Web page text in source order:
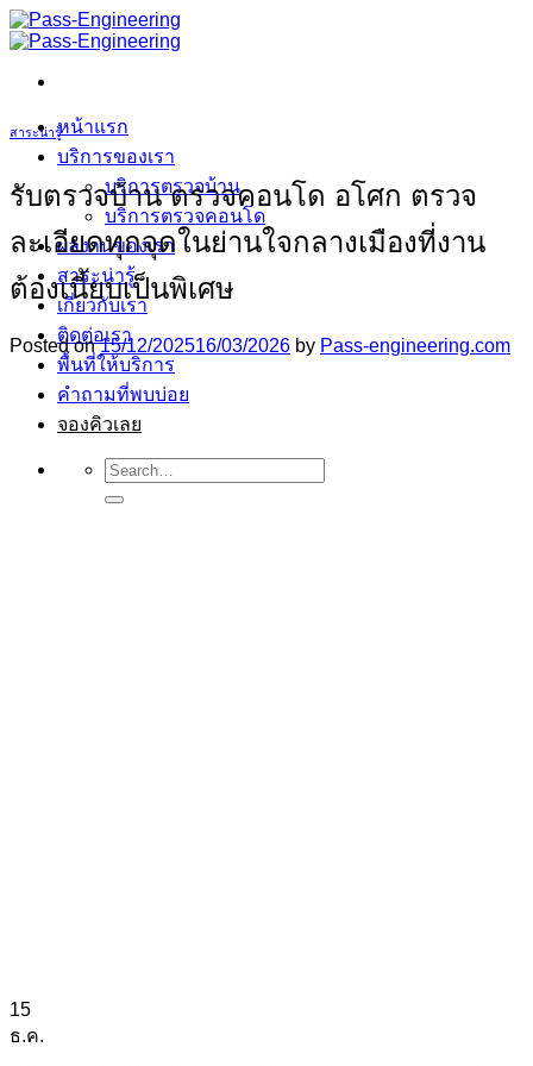
ข้าม
ไป
หน้าแรก
บริการของเรา
บริการตรวจบ้าน
บริการตรวจคอนโด
ผลงานของเรา
สาระน่ารู้
เกี่ยวกับเรา
ติดต่อเรา
พื้นที่ให้บริการ
คำถามที่พบบ่อย
จองคิวเลย
สาระน่ารู้
รับตรวจบ้าน ตรวจคอนโด อโศก ตรวจ
ละเอียดทุกจุดในย่านใจกลางเมืองที่งาน
ต้องเนี้ยบเป็นพิเศษ
Posted on15/12/202516/03/2026 by Pass-engineering.com
15
ธ.ค.